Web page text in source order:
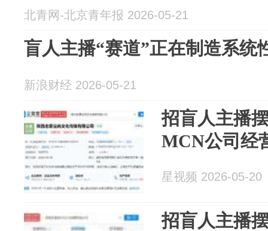
北青网-北京青年报 2026-05-21
盲人主播“赛道”正在制造系统
新浪财经 2026-05-21
招盲人主播
MCN公司经
星视频 2026-05-20
招盲人主播